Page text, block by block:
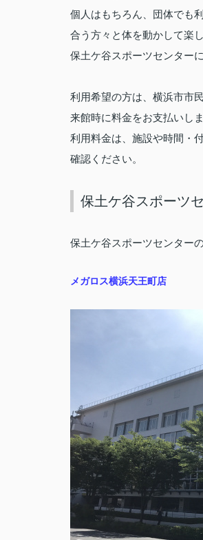
個人はもちろん、団体でも
合う方々と体を動かして楽
保土ケ谷スポーツセンター
利用希望の方は、 横浜市市
来館時に料金をお支払いしま
利用料金は、施設や時間・
確認ください。
保土ケ谷スポーツ
保土ケ谷スポーツセンター
メガロス横浜天王町店